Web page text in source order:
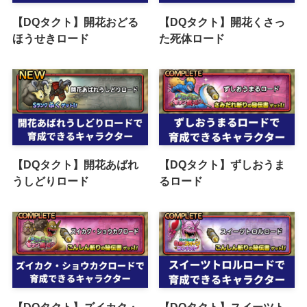
【DQタクト】開花おどる
ほうせきロード
【DQタクト】開花くさっ
た死体ロード
【DQタクト】開花あばれ
うしどりロード
【DQタクト】ずしおうま
るロード